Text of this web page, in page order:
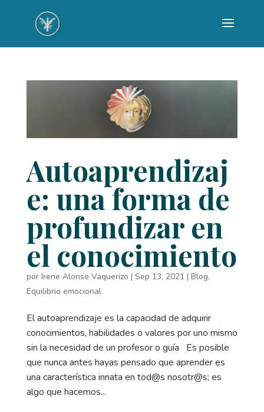
Autoaprendizaj
e: una forma de
profundizar en
el conocimiento
por Irene Alonso Vaquerizo | Sep 13, 2021 | Blog,
Equilibrio emocional
El autoaprendizaje es la capacidad de adquirir
conocimientos, habilidades o valores por uno mismo
sin la necesidad de un profesor o guía Es posible
que nunca antes hayas pensado que aprender es
una característica innata en tod@s nosotr@s; es
algo que hacemos...